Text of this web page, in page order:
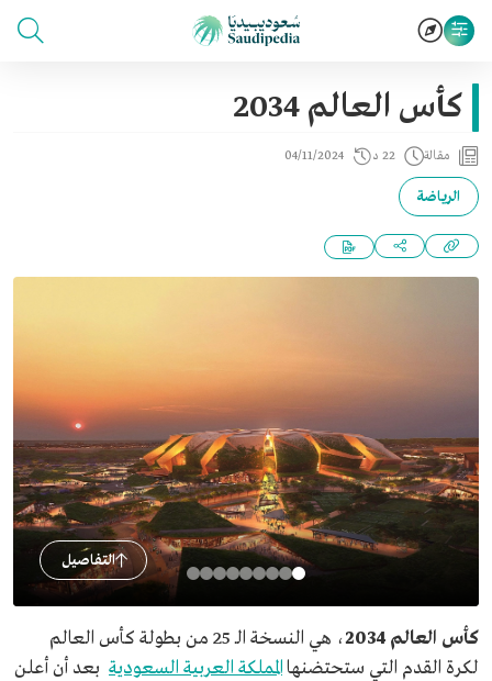
كأس العالم 2034
مقالة 22 د 04/11/2024
الرياضة
التفاصيل
كأس العالم 2034
، هي النسخة الـ 25 من بطولة كأس العالم
لكرة القدم التي ستحتضنهاالمملكة العربية السعودية بعد أن أعلن